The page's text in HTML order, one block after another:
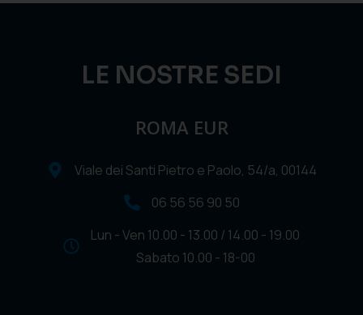
LE NOSTRE SEDI
ROMA EUR
Viale dei Santi Pietro e Paolo, 54/a, 00144
06 56 56 90 50
Lun - Ven 10.00 - 13.00 / 14.00 - 19.00
Sabato 10.00 - 18-00